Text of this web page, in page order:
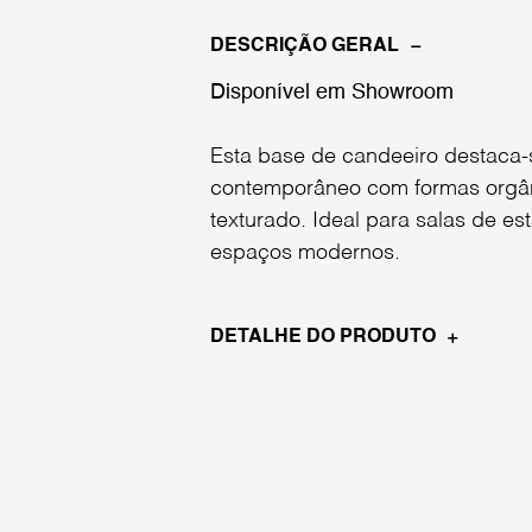
DESCRIÇÃO GERAL
Disponível em Showroom
Esta base de candeeiro
contemporâneo com formas
texturado. Ideal para salas de
espaços modernos.
DETALHE DO PRODUTO